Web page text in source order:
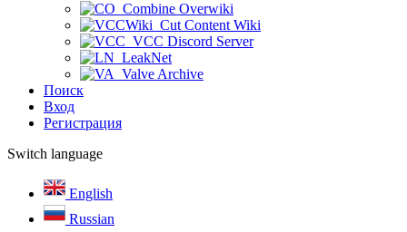
Combine Overwiki
Cut Content Wiki
VCC Discord Server
LeakNet
Valve Archive
Поиск
Вход
Регистрация
Switch language
English
Russian